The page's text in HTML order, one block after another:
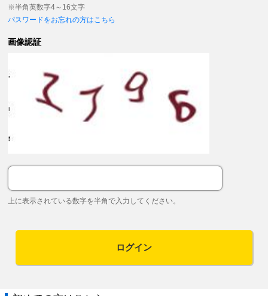
※半角英数字4～16文字
パスワードをお忘れの方はこちら
画像認証
上に表示されている数字を半角で入力してください。